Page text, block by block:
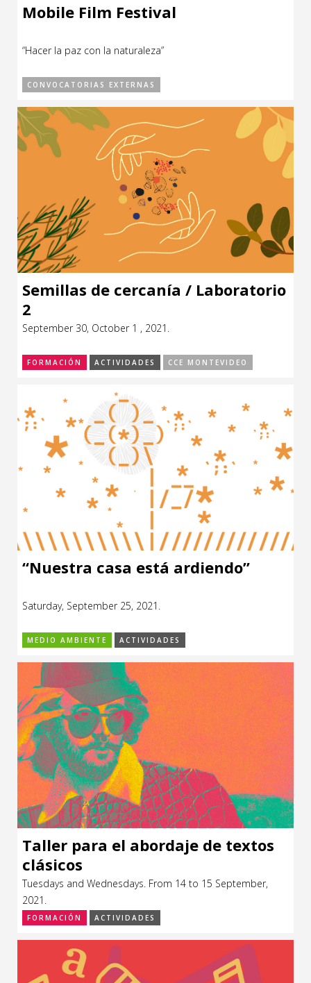
Mobile Film Festival
“Hacer la paz con la naturaleza”
CONVOCATORIAS EXTERNAS
Semillas de cercanía / Laboratorio
2
September 30, October 1 , 2021.
FORMACIÓN ACTIVIDADES CCE MONTEVIDEO
“Nuestra casa está ardiendo”
Saturday, September 25, 2021.
MEDIO AMBIENTE ACTIVIDADES
Taller para el abordaje de textos
clásicos
Tuesdays and Wednesdays. From 14 to 15 September,
2021.
FORMACIÓN ACTIVIDADES